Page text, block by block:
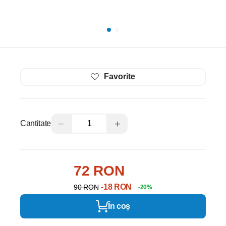
Favorite
Cantitate − +
72 RON
90 RON -18 RON -20%
În coș